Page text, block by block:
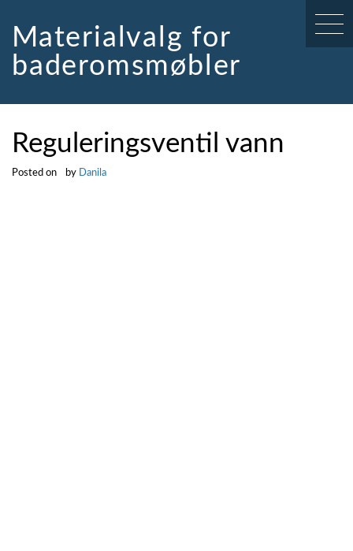
contentMaterialvalg for
baderomsmøbler
Reguleringsventil vann
Posted on by Danila